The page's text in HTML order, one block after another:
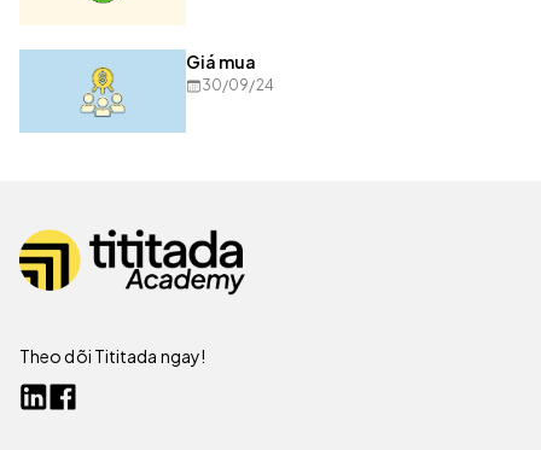
Giá mua
30/09/24
Theo dõi Tititada ngay!